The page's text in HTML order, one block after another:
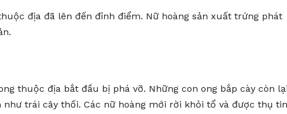
địa đã lên đến đỉnh điểm. Nữ hoàng sản xuất trứng phát
thuộc địa bắt đầu bị phá vỡ. Những con ong bắp cày còn lại
trái cây thối. Các nữ hoàng mới rời khỏi tổ và được thụ